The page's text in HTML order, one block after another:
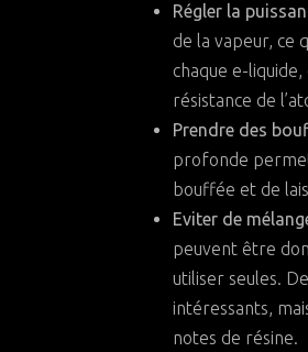
Régler la
de la vapeur, ce
chaque e-
résistance de
Prendre des
profonde
bouffée et de
Eviter de
peuvent être
utiliser seules.
intéressants,
notes de résine.